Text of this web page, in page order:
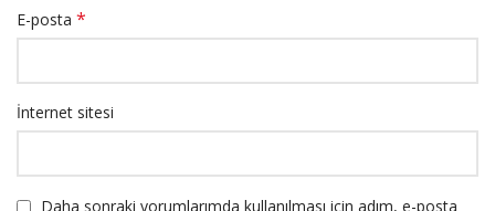
E-posta *
İnternet sitesi
Daha sonraki yorumlarımda kullanılması için adım, e-posta